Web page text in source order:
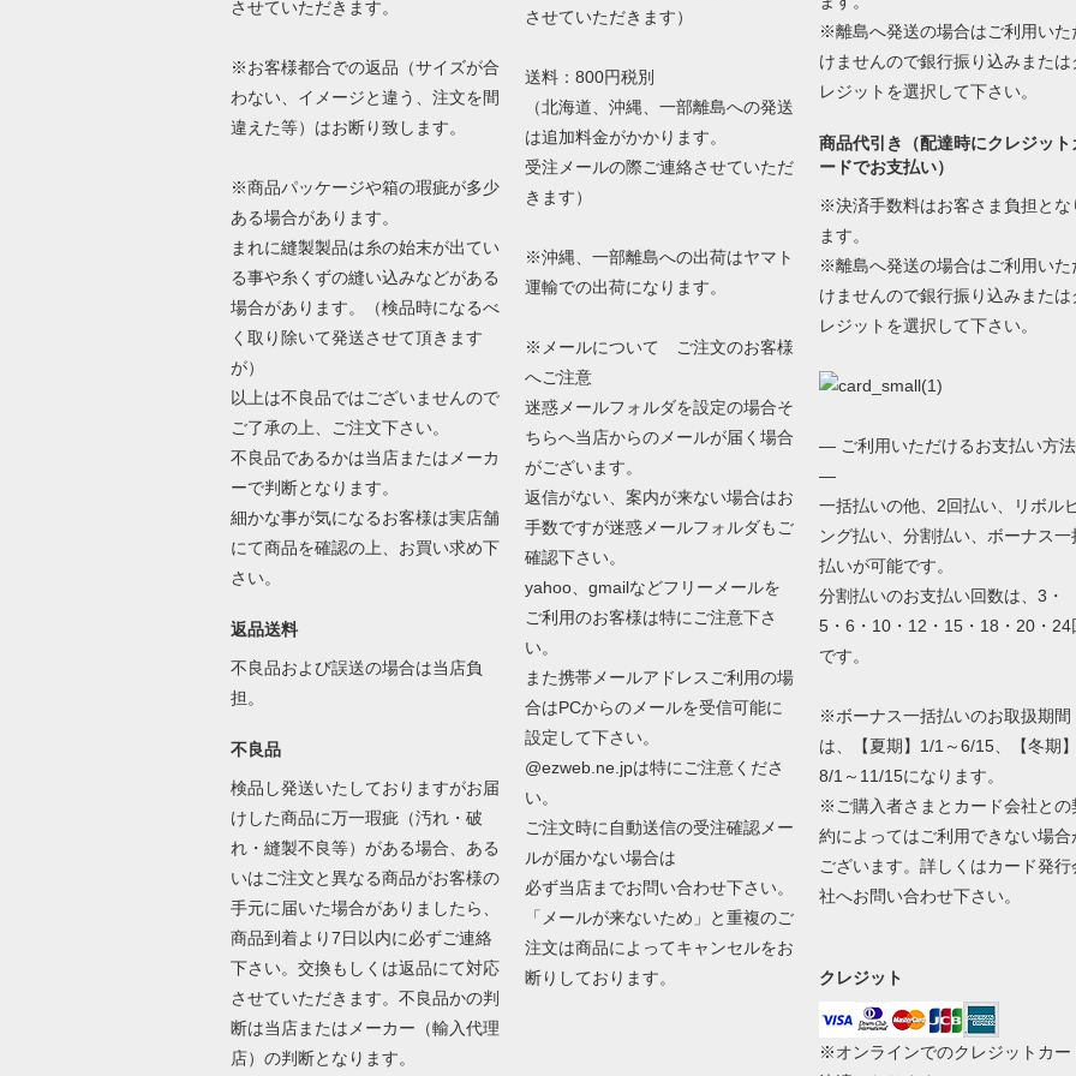
させていただきます。
※お客様都合での返品（サイズが合
わない、イメージと違う、注文を間
違えた等）はお断り致します。
※商品パッケージや箱の瑕疵が多少
ある場合があります。
まれに縫製製品は糸の始末が出てい
る事や糸くずの縫い込みなどがある
場合があります。（検品時になるべ
く取り除いて発送させて頂きます
が）
以上は不良品ではございませんので
ご了承の上、ご注文下さい。
不良品であるかは当店またはメーカ
ーで判断となります。
細かな事が気になるお客様は実店舗
にて商品を確認の上、お買い求め下
さい。
返品送料
不良品および誤送の場合は当店負
担。
不良品
検品し発送いたしておりますがお届
けした商品に万一瑕疵（汚れ・破
れ・縫製不良等）がある場合、ある
いはご注文と異なる商品がお客様の
手元に届いた場合がありましたら、
商品到着より7日以内に必ずご連絡
下さい。交換もしくは返品にて対応
させていただきます。不良品かの判
断は当店またはメーカー（輸入代理
店）の判断となります。
させていただきます）
送料：800円税別
（北海道、沖縄、一部離島への発送
は追加料金がかかります。
受注メールの際ご連絡させていただ
きます）
※沖縄、一部離島への出荷はヤマト
運輸での出荷になります。
※メールについて ご注文のお客様
へご注意
迷惑メールフォルダを設定の場合そ
ちらへ当店からのメールが届く場合
がございます。
返信がない、案内が来ない場合はお
手数ですが迷惑メールフォルダもご
確認下さい。
yahoo、gmailなどフリーメールを
ご利用のお客様は特にご注意下さ
い。
また携帯メールアドレスご利用の場
合はPCからのメールを受信可能に
設定して下さい。
@ezweb.ne.jpは特にご注意くださ
い。
ご注文時に自動送信の受注確認メー
ルが届かない場合は
必ず当店までお問い合わせ下さい。
「メールが来ないため」と重複のご
注文は商品によってキャンセルをお
断りしております。
※離島へ発送の場合はご利用いた
けませんので銀行振り込みまたは
レジットを選択して下さい。
商品代引き（配達時にクレジット
ードでお支払い）
※決済手数料はお客さま負担とな
ます。
※離島へ発送の場合はご利用いた
けませんので銀行振り込みまたは
レジットを選択して下さい。
— ご利用いただけるお支払い方法
—
一括払いの他、2回払い、リボル
ング払い、分割払い、ボーナス一
払いが可能です。
分割払いのお支払い回数は、3・
5・6・10・12・15・18・20・24
です。
※ボーナス一括払いのお取扱期間
は、【夏期】1/1～6/15、【冬期】
8/1～11/15になります。
※ご購入者さまとカード会社との
約によってはご利用できない場合
ございます。詳しくはカード発行
社へお問い合わせ下さい。
クレジット
※オンラインでのクレジットカー